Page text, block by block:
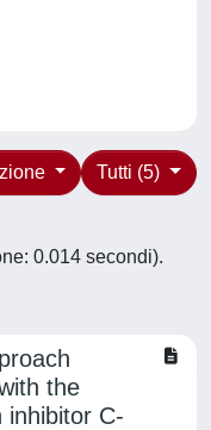
Tutti (5)
0.014 secondi).
the
inhibitor C-